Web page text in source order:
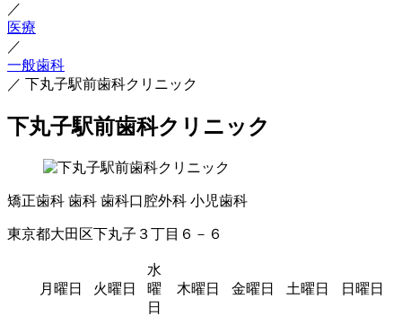
／
医療
／
一般歯科
／ 下丸子駅前歯科クリニック
下丸子駅前歯科クリニック
矯正歯科 歯科 歯科口腔外科 小児歯科
東京都大田区下丸子３丁目６－６
月曜日 火曜日
水
曜
日
木曜日 金曜日 土曜日 日曜日